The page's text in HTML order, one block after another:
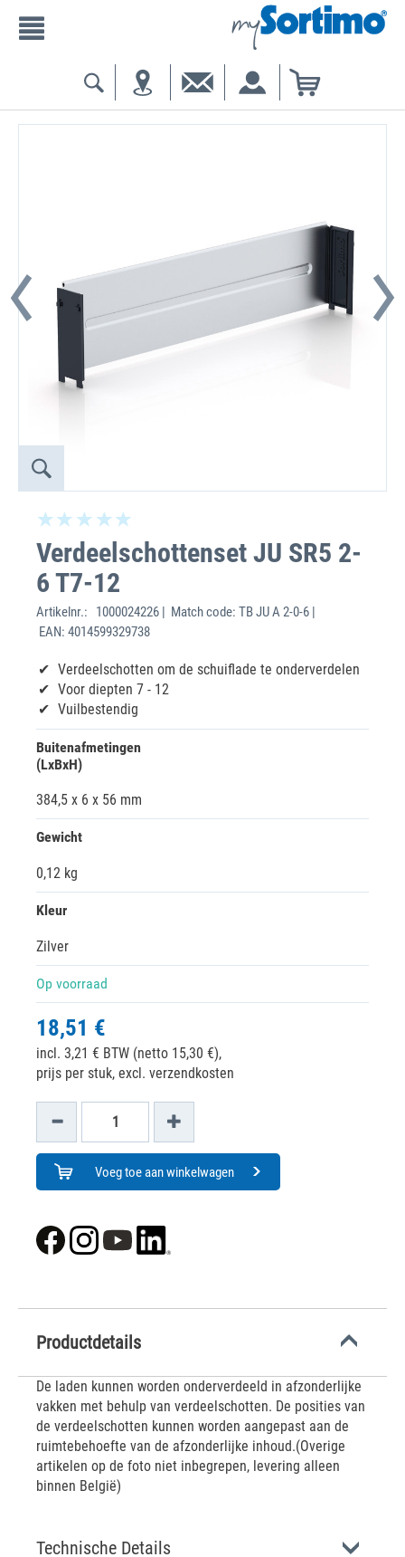
Verdeelschottenset JU SR5 2-
6 T7-12
Artikelnr.:
1000024226 | Match code: TB JU A 2-0-6 |
EAN: 4014599329738
Verdeelschotten om de schuiflade te onderverdelen
Voor diepten 7 - 12
Vuilbestendig
Buitenafmetingen
(LxBxH)
384,5 x 6 x 56 mm
Gewicht
0,12 kg
Kleur
Zilver
Op voorraad
18,51 €
incl. 3,21 € BTW (netto 15,30 €),
prijs per stuk, excl. verzendkosten
Voeg toe aan winkelwagen
Productdetails
De laden kunnen worden onderverdeeld in afzonderlijke
vakken met behulp van verdeelschotten. De posities van
de verdeelschotten kunnen worden aangepast aan de
ruimtebehoefte van de afzonderlijke inhoud.(Overige
artikelen op de foto niet inbegrepen, levering alleen
binnen België)
Technische Details